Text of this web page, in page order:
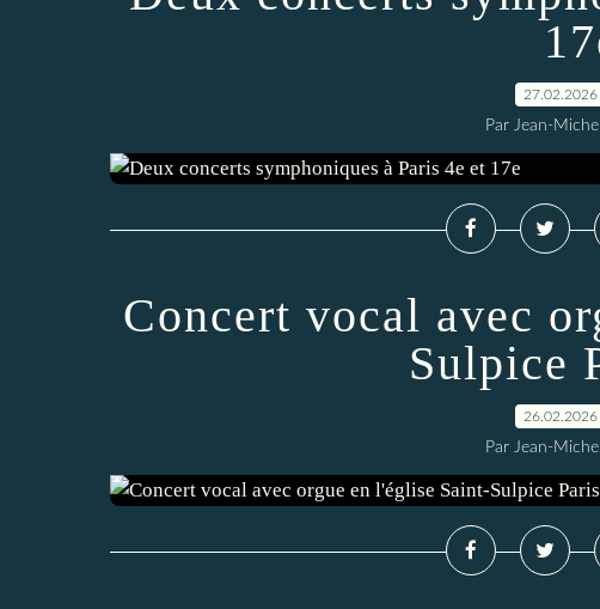
27.02.2026
Par Jean-
Concert vocal avec
Sulpice
26.02.2026
Par Jean-